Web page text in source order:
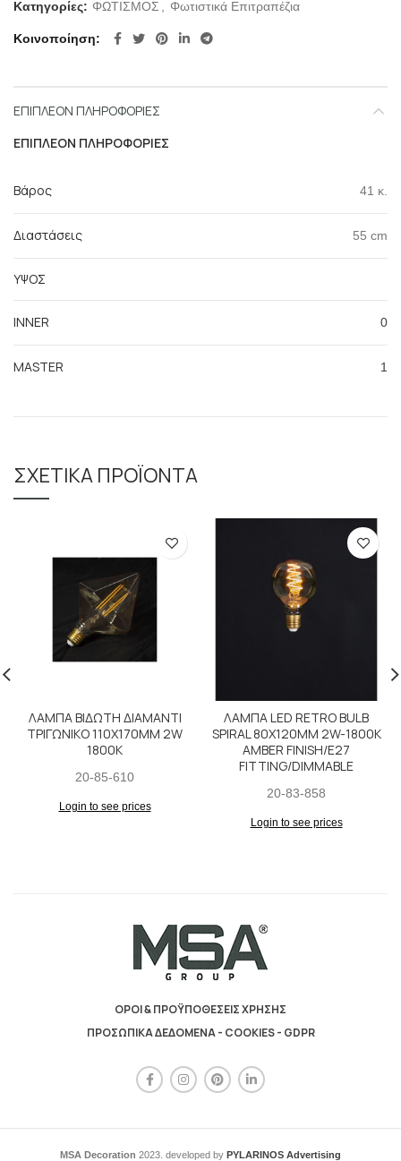
Κατηγορίες: ΦΩΤΙΣΜΟΣ Φωτιστικά Επιτραπέζια
Κοινοποίηση
ΕΠΙΠΛΈΟΝ ΠΛΗΡΟΦΟΡΊΕΣ
ΕΠΙΠΛΈΟΝ ΠΛΗΡΟΦΟΡΊΕΣ
Βάρος 41 κ.
Διαστάσεις 55 cm
ΥΨΟΣ
INNER 0
MASTER 1
ΣΧΕΤΙΚΆ ΠΡΟΪΌΝΤΑ
ΛΑΜΠΑ ΒΙΔΩΤΗ ΔΙΑΜΑΝΤΙ
ΤΡΙΓΩΝΙΚΟ 110Χ170ΜΜ 2W
1800K
20-85-610
Login to see prices
ΛΑΜΠΑ LED RETRO BULB
SPIRAL 80X120MM 2W-1800K
AMBER FINISH/E27
FITTING/DIMMABLE
20-83-858
Login to see prices
ΟΡΟΙ & ΠΡΟΫΠΟΘΕΣΕΙΣ ΧΡΗΣΗΣ
ΠΡΟΣΩΠΙΚΑ ΔΕΔΟΜΕΝΑ - COOKIES - GDPR
MSA Decoration 2023. developed by PYLARINOS Advertising